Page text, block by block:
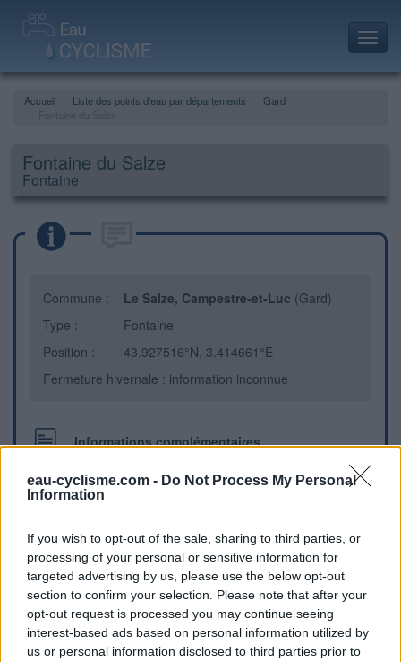
eau-cyclisme.com - Do Not Process My Personal
Information
If you wish to opt-out of the sale, sharing to third parties, or
processing of your personal or sensitive information for
targeted advertising by us, please use the below opt-out
section to confirm your selection. Please note that after your
opt-out request is processed you may continue seeing
interest-based ads based on personal information utilized by
us or personal information disclosed to third parties prior to
Accueil Liste des points d'eau par départements
Gard
Fontaine du Salze
Fontaine
Commune : Le Salze, Campestre-et-Luc (Gard)
Type :
Fontaine
Position :
43.927516°N, 3.414661°E
Fermeture hivernale : information inconnue
Informations complémentaires
Une fontaine se trouve sur un muret en pierre le long de la
route.
Repères visuels